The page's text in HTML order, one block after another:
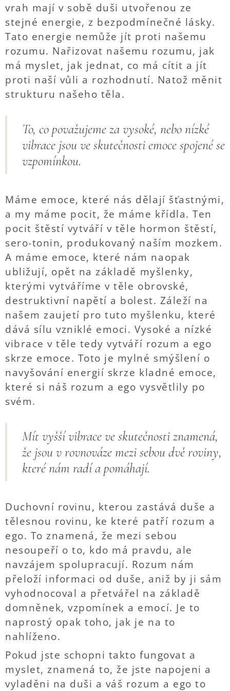
vrah mají v sobě duši utvořenou ze
stejné energie, z bezpodmínečné lásky.
Tato energie nemůže jít proti našemu
rozumu. Nařizovat našemu rozumu, jak
má myslet, jak jednat, co má cítit a jít
proti naší vůli a rozhodnutí. Natož měnit
strukturu našeho těla.
To, co považujeme za vysoké, nebo nízké
vibrace jsou ve skutečnosti emoce spojené se
vzpomínkou.
Máme emoce, které nás dělají šťastnými,
a my máme pocit, že máme křídla. Ten
pocit štěstí vytváří v těle hormon štěstí,
sero-tonin, produkovaný naším mozkem.
A máme emoce, které nám naopak
ubližují, opět na základě myšlenky,
kterými vytváříme v těle obrovské,
destruktivní napětí a bolest. Záleží na
našem zaujetí pro tuto myšlenku, které
dává sílu vzniklé emoci. Vysoké a nízké
vibrace v těle tedy vytváří rozum a ego
skrze emoce. Toto je mylné smýšlení o
navyšování energií skrze kladné emoce,
které si náš rozum a ego vysvětlily po
svém.
Mít vyšší vibrace ve skutečnosti znamená,
že jsou v rovnováze mezi sebou dvě roviny,
které nám radí a pomáhají.
Duchovní rovinu, kterou zastává duše a
tělesnou rovinu, ke které patří rozum a
ego. To znamená, že mezi sebou
nesoupeří o to, kdo má pravdu, ale
navzájem spolupracují. Rozum nám
přeloží informaci od duše, aniž by ji sám
vyhodnocoval a přetvářel na základě
domněnek, vzpomínek a emocí. Je to
naprostý opak toho, jak je na to
nahlíženo.
Pokud jste schopni takto fungovat a
myslet, znamená to, že jste napojeni a
vyladěni na duši a váš rozum a ego to